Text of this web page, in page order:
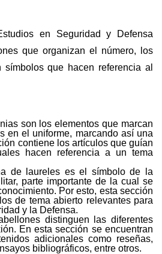
en Seguridad y Defensa
que organizan el número, los
que hacen referencia al
son los elementos que marcan
en el uniforme, marcando así una
contiene los artículos que guían
hacen referencia a un tema
de laureles es el símbolo de la
parte importante de la cual se
Por esto, esta sección
de tema abierto relevantes para
y la Defensa.
distinguen las diferentes
En esta sección se encuentran
adicionales como reseñas,
bibliográficos, entre otros.